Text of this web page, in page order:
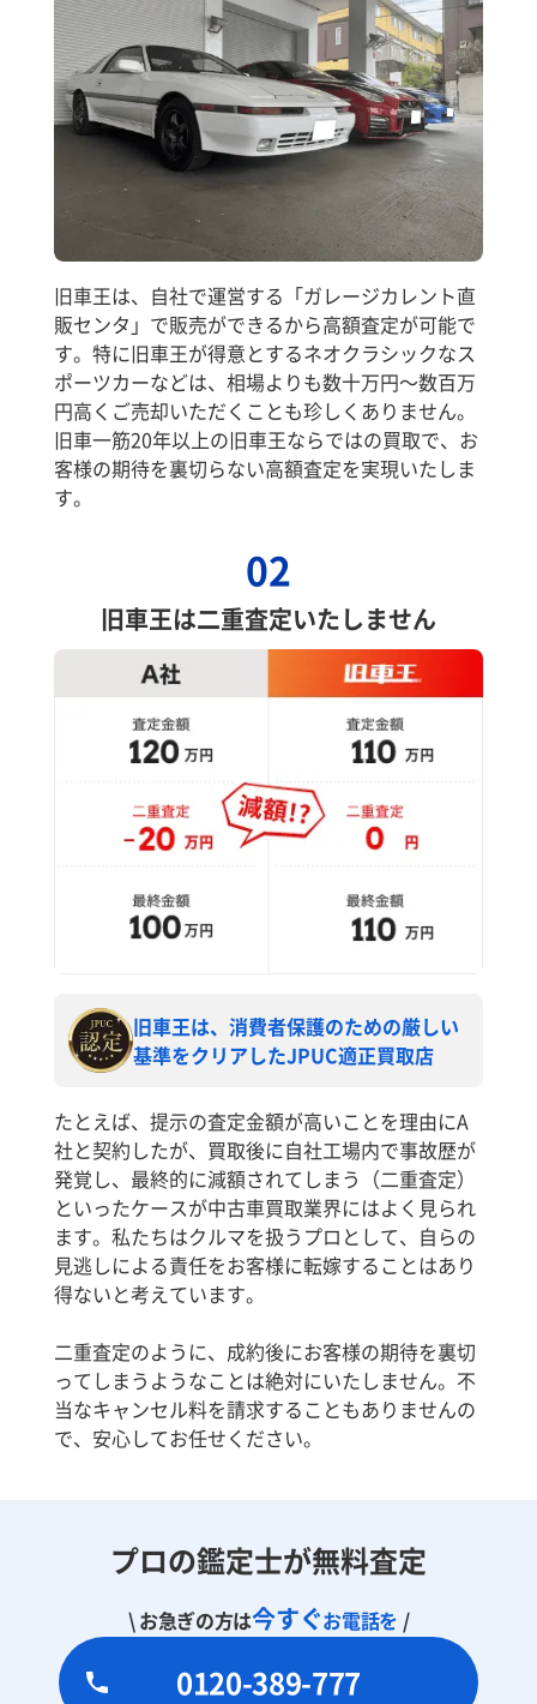
旧車王は、自社で運営する「ガレージカレント直
販センタ」で販売ができるから高額査定が可能で
す。特に旧車王が得意とするネオクラシックなス
ポーツカーなどは、相場よりも数十万円～数百万
円高くご売却いただくことも珍しくありません。
旧車一筋20年以上の旧車王ならではの買取で、お
客様の期待を裏切らない高額査定を実現いたしま
す。
02
旧車王は二重査定いたしません
旧車王は、消費者保護のための厳しい
基準をクリアしたJPUC適正買取店
たとえば、提示の査定金額が高いことを理由にA
社と契約したが、買取後に自社工場内で事故歴が
発覚し、最終的に減額されてしまう（二重査定）
といったケースが中古車買取業界にはよく見られ
ます。私たちはクルマを扱うプロとして、自らの
見逃しによる責任をお客様に転嫁することはあり
得ないと考えています。
二重査定のように、成約後にお客様の期待を裏切
ってしまうようなことは絶対にいたしません。不
当なキャンセル料を請求することもありませんの
で、安心してお任せください。
プロの鑑定士が無料査定
\ お急ぎの方は今すぐお電話を /
0120-389-777